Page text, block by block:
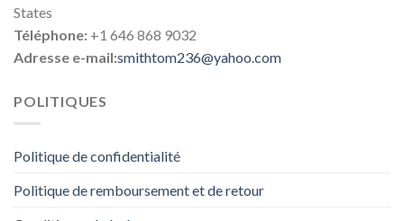
States
Téléphone: +1 646 868 9032
Adresse e-mail:smithtom236@yahoo.com
POLITIQUES
Politique de confidentialité
Politique de remboursement et de retour